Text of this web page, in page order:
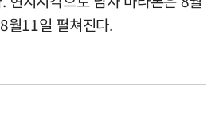
월11일 펼쳐진다.